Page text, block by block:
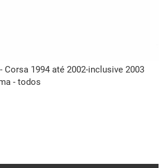
1994 até 2002-inclusive 2003
- todos